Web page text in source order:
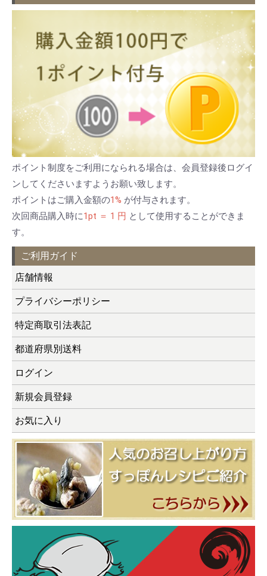
ポイント制度をご利用になられる場合は、会員登録後ログイ
ンしてくださいますようお願い致します。
ポイントはご購入金額の1% が付与されます。
次回商品購入時に1pt ＝ 1 円 として使用することができま
す。
ご利用ガイド
店舗情報
プライバシーポリシー
特定商取引法表記
都道府県別送料
ログイン
新規会員登録
お気に入り